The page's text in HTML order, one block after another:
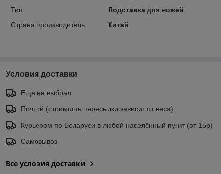
Тип
Подставка для ножей
Страна производитель
Китай
Условия доставки
Еще не выбрал
Почтой (стоимость пересылки зависит от веса)
Курьером по Беларуси в любой населённый пункт (от 15р)
Самовывоз
Все условия доставки